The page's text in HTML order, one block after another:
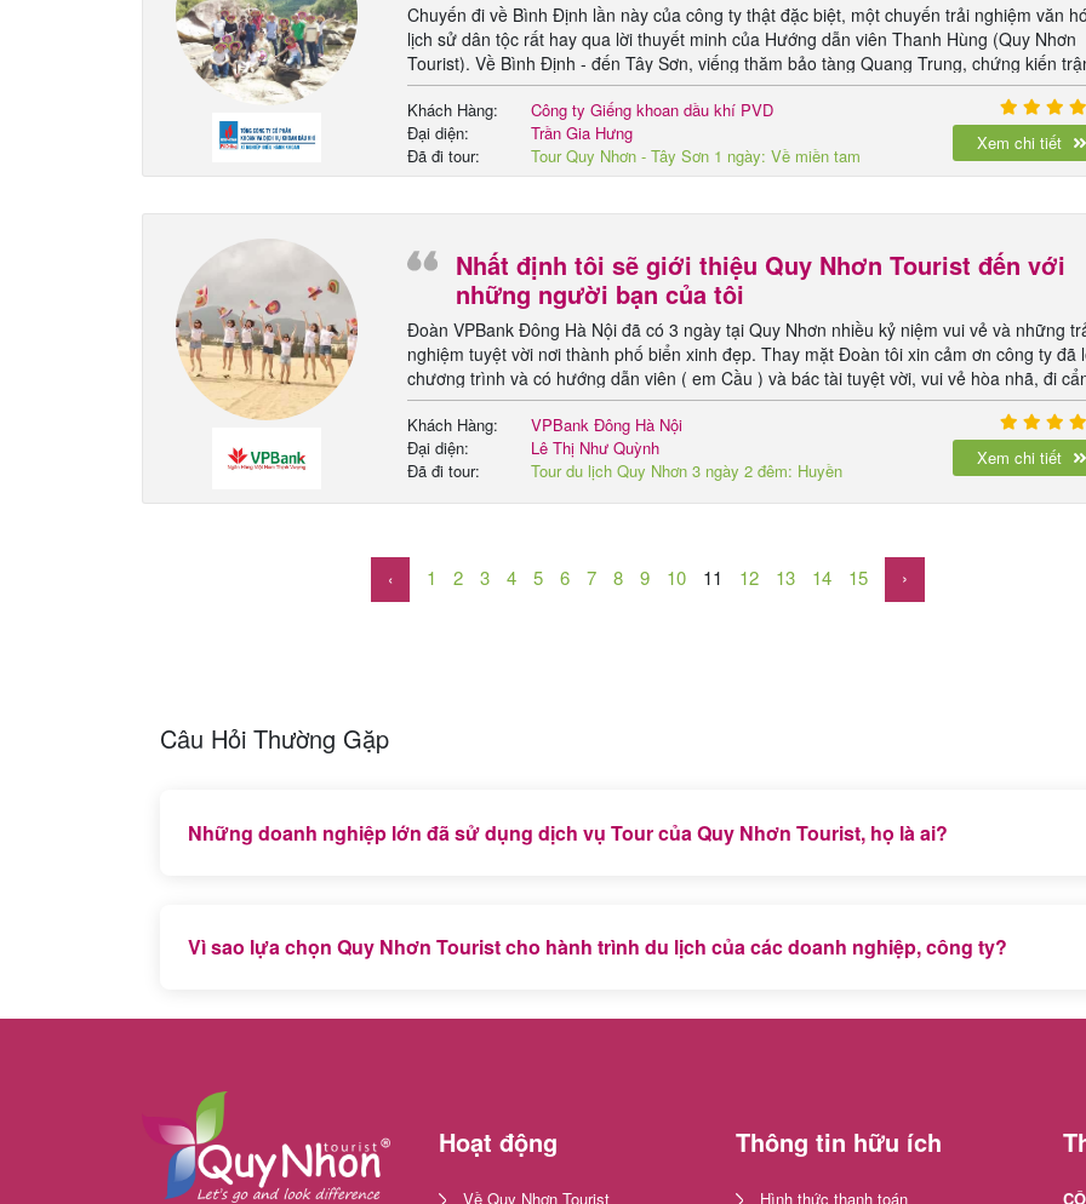
Chuyến đi về Bình Định lần này của công ty thật đặc biệt, một chuyến trải nghiệm văn
lịch sử dân tộc rất hay qua lời thuyết minh của Hướng dẫn viên Thanh Hùng (Quy Nhơn
Tourist). Về Bình Định - đến Tây Sơn, viếng thăm bảo tàng Quang Trung, chứng kiến
đánh vĩ đại mùng 5 tết, nghe về triều đại Tây Sơn với những chiến tích vĩ đại, tìm hiểu
hóa tháp Chăm là những trải nghiệm thật sự thú vị trong hành trình lần này.
Khách Hàng:
Đại diện:
Đã đi tour:
Công ty Giếng khoan dầu khí PVD
Trần Gia Hưng
Tour Quy Nhơn - Tây Sơn 1 ngày: Về miền tam
kiệt hào hùng
Xem chi tiết
Nhất định tôi sẽ giới thiệu Quy Nhơn Tourist đến với
những người bạn của tôi
Đoàn VPBank Đông Hà Nội đã có 3 ngày tại Quy Nhơn nhiều kỷ niệm vui vẻ và những
nghiệm tuyệt vời nơi thành phố biển xinh đẹp. Thay mặt Đoàn tôi xin cảm ơn công ty đã
chương trình và có hướng dẫn viên ( em Cầu ) và bác tài tuyệt vời, vui vẻ hòa nhã, đi
thận và sẵn sàng hỗ trợ và giúp đỡ các thành viên trong đoàn để có 1 trải nghiệm thú vị
Khách Hàng:
Đại diện:
Đã đi tour:
VPBank Đông Hà Nội
Lê Thị Như Quỳnh
Tour du lịch Quy Nhơn 3 ngày 2 đêm: Huyền
Xem chi tiết
‹ 1 2 3 4 5 6 7 8 9 10 11 12 13 14 15 ›
Câu Hỏi Thường Gặp
Những doanh nghiệp lớn đã sử dụng dịch vụ Tour của Quy Nhơn Tourist, họ là ai?
Vì sao lựa chọn Quy Nhơn Tourist cho hành trình du lịch của các doanh nghiệp, công ty?
Hoạt động
Về Quy Nhơn Tourist
Thông tin hữu ích
Hình thức thanh toán